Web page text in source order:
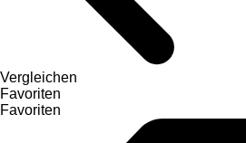
Vergleichen
Favoriten
Favoriten